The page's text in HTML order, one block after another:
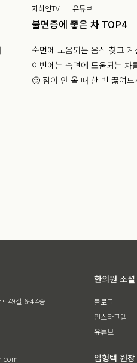
자하연TV | 유튜브
불면증에 좋은 차 TOP4
숙면에 도움되는 음식 찾고 계
이번에는 숙면에 도움되는 차
🙂 잠이 안 올 때 한 번 끓여드
49길 6-4 4층
한의원 소
블로그
인스타그램
유튜브
임형택 원